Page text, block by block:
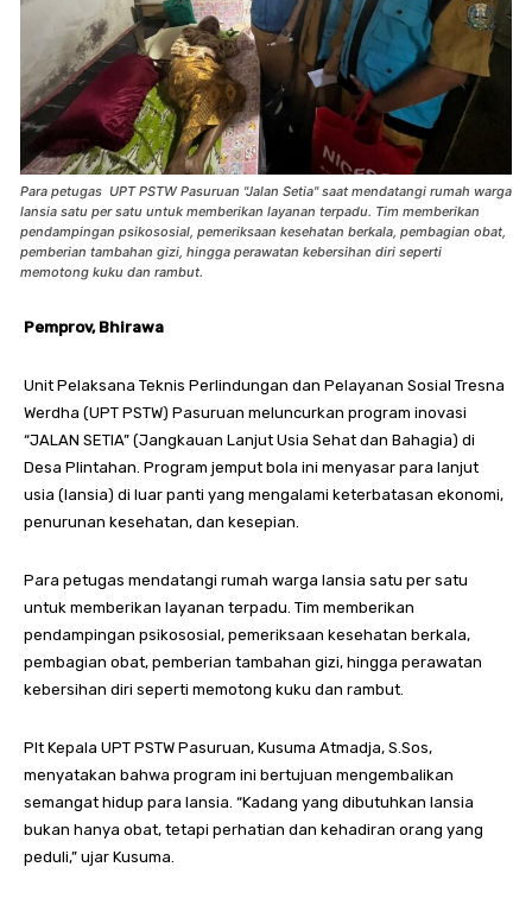
Para petugas UPT PSTW Pasuruan "Jalan Setia" saat mendatangi rumah warga
lansia satu per satu untuk memberikan layanan terpadu. Tim memberikan
pendampingan psikososial, pemeriksaan kesehatan berkala, pembagian obat,
pemberian tambahan gizi, hingga perawatan kebersihan diri seperti
memotong kuku dan rambut.
Pemprov, Bhirawa
Unit Pelaksana Teknis Perlindungan dan Pelayanan Sosial Tresna
Werdha (UPT PSTW) Pasuruan meluncurkan program inovasi
“JALAN SETIA” (Jangkauan Lanjut Usia Sehat dan Bahagia) di
Desa Plintahan. Program jemput bola ini menyasar para lanjut
usia (lansia) di luar panti yang mengalami keterbatasan ekonomi,
penurunan kesehatan, dan kesepian.
Para petugas mendatangi rumah warga lansia satu per satu
untuk memberikan layanan terpadu. Tim memberikan
pendampingan psikososial, pemeriksaan kesehatan berkala,
pembagian obat, pemberian tambahan gizi, hingga perawatan
kebersihan diri seperti memotong kuku dan rambut.
Plt Kepala UPT PSTW Pasuruan, Kusuma Atmadja, S.Sos,
menyatakan bahwa program ini bertujuan mengembalikan
semangat hidup para lansia. “Kadang yang dibutuhkan lansia
bukan hanya obat, tetapi perhatian dan kehadiran orang yang
peduli,” ujar Kusuma.